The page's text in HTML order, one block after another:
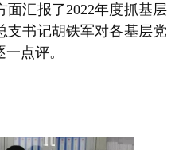
汇报了2022年度抓基层
支书记胡铁军对各基层党
点评。